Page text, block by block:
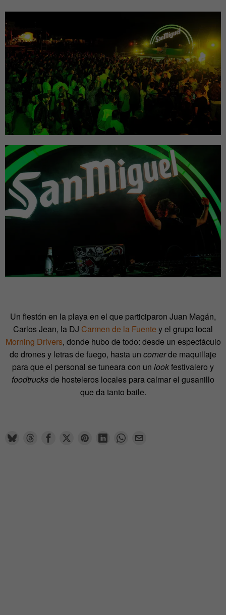
Un fiestón en la playa en el que participaron Juan Magán,
Carlos Jean, la DJ Carmen de la Fuente y el grupo local
Morning Drivers, donde hubo de todo: desde un espectáculo
de drones y letras de fuego, hasta un cornerde maquillaje
para que el personal se tuneara con un lookfestivalero y
foodtrucksde hosteleros locales para calmar el gusanillo
que da tanto baile.